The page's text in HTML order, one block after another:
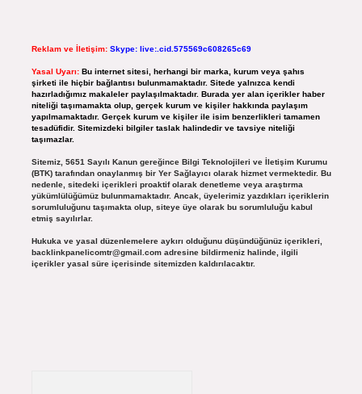
Reklam ve İletişim: Skype: live:.cid.575569c608265c69
Yasal Uyarı: Bu internet sitesi, herhangi bir marka, kurum veya şahıs
şirketi ile hiçbir bağlantısı bulunmamaktadır. Sitede yalnızca kendi
hazırladığımız makaleler paylaşılmaktadır. Burada yer alan içerikler haber
niteliği taşımamakta olup, gerçek kurum ve kişiler hakkında paylaşım
yapılmamaktadır. Gerçek kurum ve kişiler ile isim benzerlikleri tamamen
tesadüfidir. Sitemizdeki bilgiler taslak halindedir ve tavsiye niteliği
taşımazlar.
Sitemiz, 5651 Sayılı Kanun gereğince Bilgi Teknolojileri ve İletişim Kurumu
(BTK) tarafından onaylanmış bir Yer Sağlayıcı olarak hizmet vermektedir. Bu
nedenle, sitedeki içerikleri proaktif olarak denetleme veya araştırma
yükümlülüğümüz bulunmamaktadır. Ancak, üyelerimiz yazdıkları içeriklerin
sorumluluğunu taşımakta olup, siteye üye olarak bu sorumluluğu kabul
etmiş sayılırlar.
Hukuka ve yasal düzenlemelere aykırı olduğunu düşündüğünüz içerikleri,
backlinkpanelicomtr@gmail.comadresine bildirmeniz halinde, ilgili
içerikler yasal süre içerisinde sitemizden kaldırılacaktır.